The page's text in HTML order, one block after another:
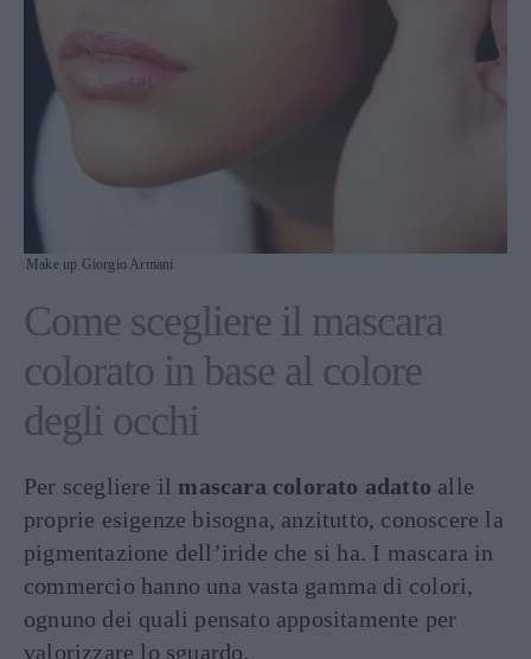
Make up Giorgio Armani
Come scegliere il mascara
colorato in base al colore
degli occhi
Per scegliere il mascara colorato adatto alle
proprie esigenze bisogna, anzitutto, conoscere la
pigmentazione dell’iride che si ha. I mascara in
commercio hanno una vasta gamma di colori,
ognuno dei quali pensato appositamente per
valorizzare lo sguardo.